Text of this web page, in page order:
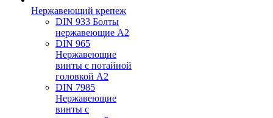
Нержавеющий крепеж
DIN 933 Болты
нержавеющие А2
DIN 965
Нержавеющие
винты с потайной
головкой А2
DIN 7985
Нержавеющие
винты с